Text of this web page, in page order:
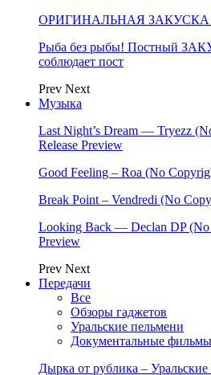
ОРИГИНАЛЬНАЯ ЗАКУСКА
Рыба без рыбы! Постный
соблюдает пост
Prev Next
Музыка
Last Night’s Dream — Tryezz
Release Preview
Good Feeling – Roa (No
Break Point – Vendredi (No
Looking Back — Declan DP (No
Preview
Prev Next
Передачи
Все
Обзоры гаджетов
Уральские пельмени
Документальные фильмы
Дырка от рублика –